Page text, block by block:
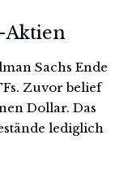
Sachs Ende
Zuvor belief
Dollar. Das
lediglich